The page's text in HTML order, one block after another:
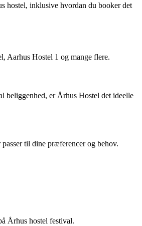
hostel, inklusive hvordan du booker det
Aarhus Hostel 1 og mange flere.
beliggenhed, er Århus Hostel det ideelle
til dine præferencer og behov.
Århus hostel festival.